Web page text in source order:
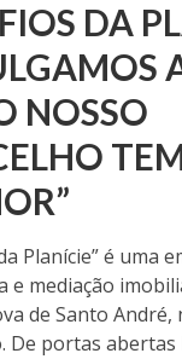
DA
NOSSO
Planície” é uma
e mediação
de Santo
De portas abertas